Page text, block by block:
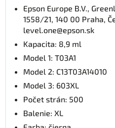
Epson Europe B.V.,
1558/21, 140 00 Praha,
level.one@epson.sk
Kapacita: 8,9 ml
Model 1: T03A1
Model 2: C13T03A14010
Model 3: 603XL
Počet strán: 500
Balenie: XL